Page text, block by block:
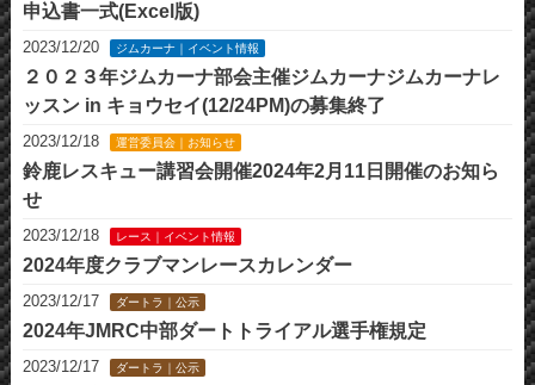
申込書一式(Excel版)
2023/12/20 ジムカーナ｜イベント情報
２０２３年ジムカーナ部会主催ジムカーナジムカーナレ
ッスン in キョウセイ(12/24PM)の募集終了
2023/12/18 運営委員会｜お知らせ
鈴鹿レスキュー講習会開催2024年2月11日開催のお知ら
せ
2023/12/18 レース｜イベント情報
2024年度クラブマンレースカレンダー
2023/12/17 ダートラ｜公示
2024年JMRC中部ダートトライアル選手権規定
2023/12/17 ダートラ｜公示